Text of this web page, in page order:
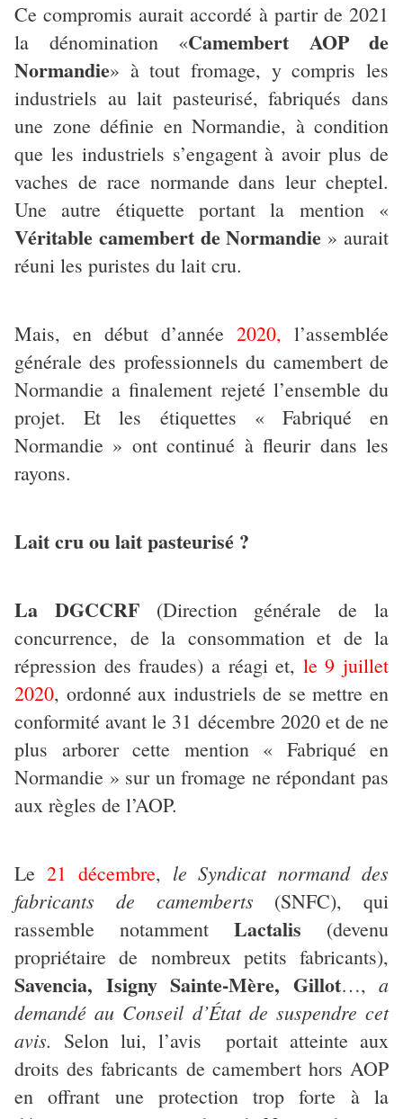
Ce compromis aurait accordé à partir de 2021
la dénomination «Camembert AOP de
Normandie» à tout fromage, y compris les
industriels au lait pasteurisé, fabriqués dans
une zone définie en Normandie, à condition
que les industriels s’engagent à avoir plus de
vaches de race normande dans leur cheptel.
Une autre étiquette portant la mention «
Véritable camembert de Normandie » aurait
réuni les puristes du lait cru.
Mais, en début d’année 2020, l’assemblée
générale des professionnels du camembert de
Normandie a finalement rejeté l’ensemble du
projet. Et les étiquettes « Fabriqué en
Normandie » ont continué à fleurir dans les
rayons.
Lait cru ou lait pasteurisé ?
La DGCCRF(Direction générale de la
concurrence, de la consommation et de la
répression des fraudes) a réagi et, le 9 juillet
2020, ordonné aux industriels de se mettre en
conformité avant le 31 décembre 2020 et de ne
plus arborer cette mention « Fabriqué en
Normandie » sur un fromage ne répondant pas
aux règles de l’AOP.
Le 21 décembre, le Syndicat normand des
fabricants de camemberts (SNFC), qui
rassemble notamment Lactalis (devenu
propriétaire de nombreux petits fabricants),
Savencia, Isigny Sainte-Mère, Gillot…, a
demandé au Conseil d’État de suspendre cet
avis. Selon lui, l’avis portait atteinte aux
droits des fabricants de camembert hors AOP
en offrant une protection trop forte à la